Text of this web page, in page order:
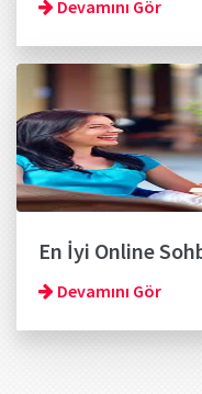
Devamını Gör
En İyi Online
Devamını Gör